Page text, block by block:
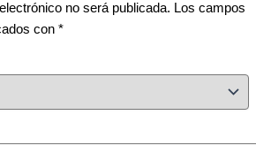
no será publicada. Los campos
con *